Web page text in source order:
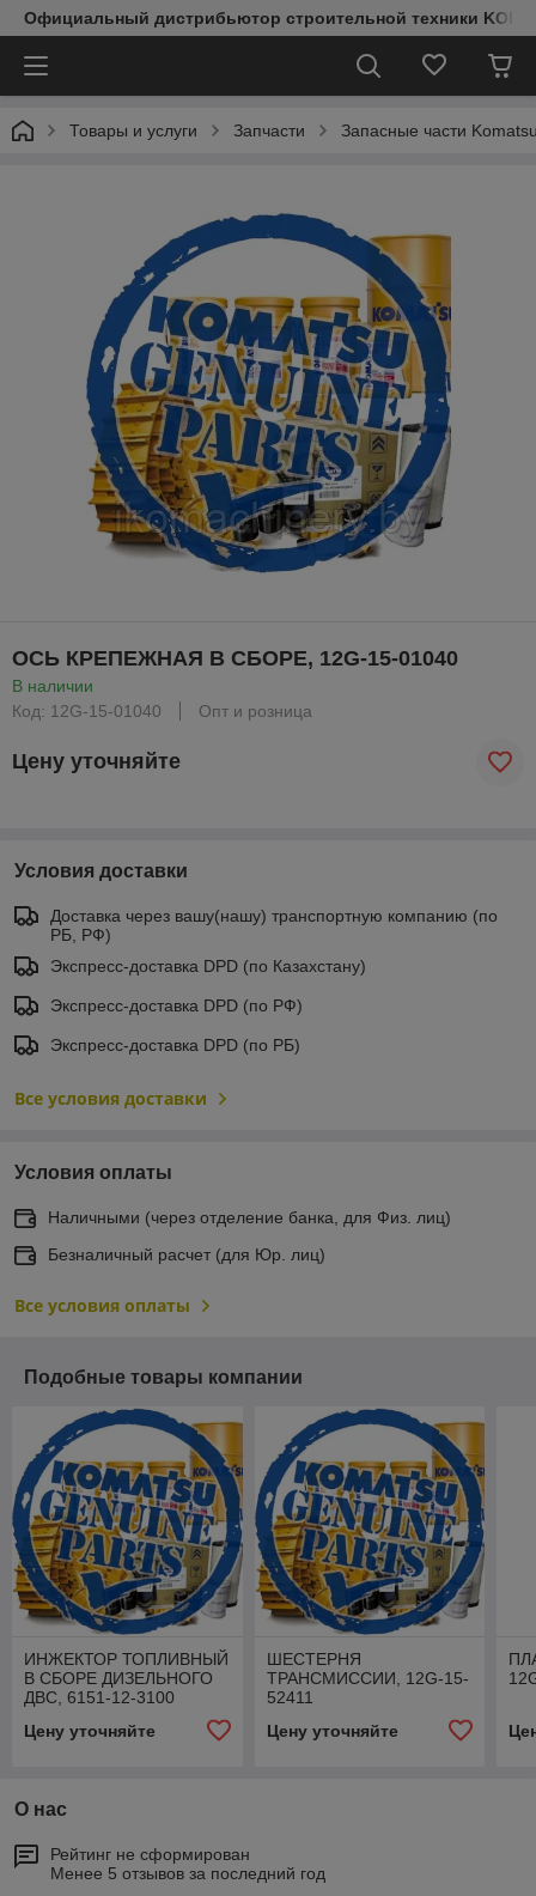
Официальный дистрибьютор строительной техники
Товары и услуги Запчасти Запасные части
ОСЬ КРЕПЕЖНАЯ В СБОРЕ, 12G-15-01040
В наличии
Код: 12G-15-01040
Опт и розница
Цену уточняйте
Условия доставки
Доставка через вашу(нашу) транспортную компанию (по
РБ, РФ)
Экспресс-доставка DPD (по Казахстану)
Экспресс-доставка DPD (по РФ)
Экспресс-доставка DPD (по РБ)
Все условия доставки
Условия оплаты
Наличными (через отделение банка, для Физ. лиц)
Безналичный расчет (для Юр. лиц)
Все условия оплаты
Подобные товары компании
ИНЖЕКТОР ТОПЛИВНЫЙ
В СБОРЕ ДИЗЕЛЬНОГО
ДВС, 6151-12-3100
Цену уточняйте
ШЕСТЕРНЯ
ТРАНСМИССИИ, 12G-15-
52411
Цену уточняйте
О нас
Рейтинг не сформирован
Менее 5 отзывов за последний год